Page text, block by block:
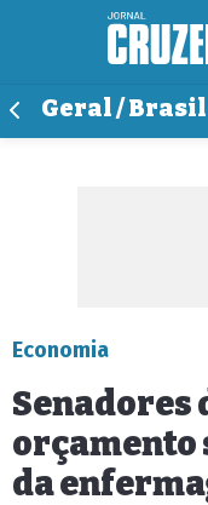
Geral / Brasil
Economia
Senadores
orçamento
da